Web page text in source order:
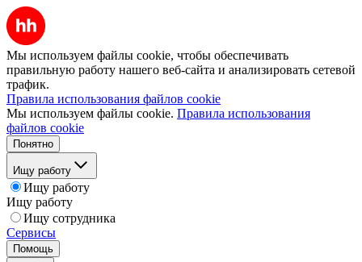
Мы используем файлы cookie, чтобы обеспечивать
правильную работу нашего веб-сайта и анализировать сетевой
трафик.
Правила использования файлов cookie
Мы используем файлы cookie. Правила использования
файлов cookie
Понятно
Ищу работу
Ищу работу
Ищу работу
Ищу сотрудника
Сервисы
Помощь